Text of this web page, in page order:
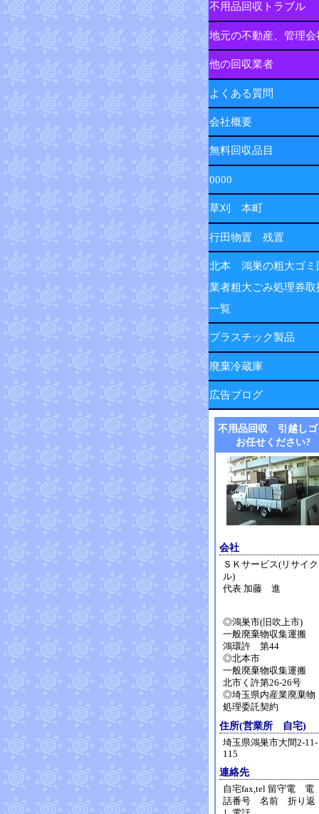
不用品回収トラブル
地元の不動産、管理会
他の回収業者
よくある質問
会社概要
無料回収品目
0000
草刈 本町
行田物置 残置
北本 鴻巣の粗大ゴミ
業者粗大ごみ処理券取
一覧
プラスチック製品
廃棄冷蔵庫
広告ブログ
不用品回収 引越しゴ
お任せください?
会社
ＳＫサービス(リサイク
ル)
代表 加藤 進
◎鴻巣市(旧吹上市)
一般廃棄物収集運搬
鴻環許 第44
◎北本市
一般廃棄物収集運搬
北市く許第26-26号
◎埼玉県内産業廃棄物
処理委託契約
住所(営業所 自宅)
埼玉県鴻巣市大間2-11-
115
連絡先
自宅fax,tel 留守電 電
話番号 名前 折り返